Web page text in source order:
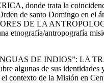
, donde trata la
de santo Domingo en el
DE LA
etnografía/antropografía
DE INDIOS”: LA
algunas de sus identidades
contexto de la Misión en